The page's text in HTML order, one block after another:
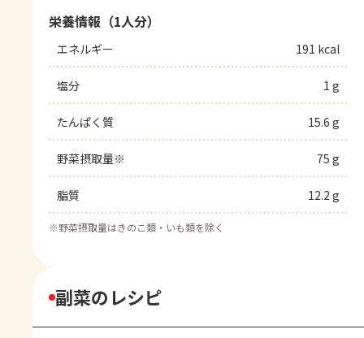
栄養情報（1人分）
エネルギー 191 kcal
塩分 1 g
たんぱく質 15.6 g
野菜摂取量※ 75 g
脂質 12.2 g
※野菜摂取量はきのこ類・いも類を除く
副菜のレシピ